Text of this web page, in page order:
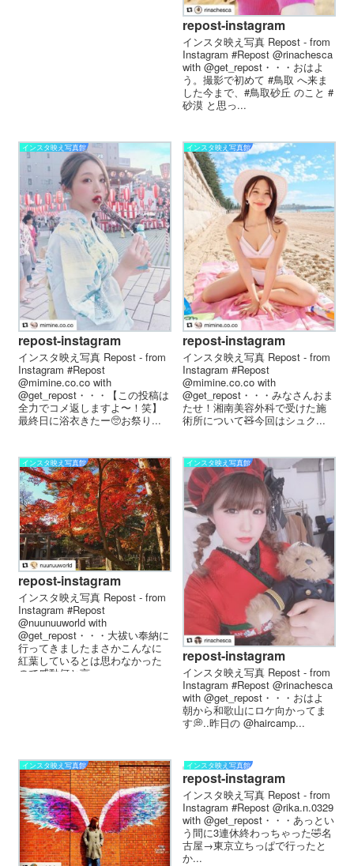
repost-instagram
インスタ映え写真 Repost - from
Instagram #Repost @rinachesca
with @get_repost・・・おはよ
う。撮影で初めて #鳥取 へ来ま
した今まで、#鳥取砂丘 のこと #
砂漠 と思っ...
インスタ映え写真館
repost-instagram
インスタ映え写真 Repost - from
Instagram #Repost
@mimine.co.co with
@get_repost・・・【この投稿は
全力でコメ返しますよ〜！笑】
最終日に浴衣きたー🥺お祭り...
インスタ映え写真館
repost-instagram
インスタ映え写真 Repost - from
Instagram #Repost
@mimine.co.co with
@get_repost・・・みなさんおま
たせ！湘南美容外科で受けた施
術所について🧸今回はシュク...
インスタ映え写真館
repost-instagram
インスタ映え写真 Repost - from
Instagram #Repost
@nuunuuworld with
@get_repost・・・大祓い奉納に
行ってきましたまさかこんなに
紅葉しているとは思わなかった
ので感動何と言っ...
インスタ映え写真館
repost-instagram
インスタ映え写真 Repost - from
Instagram #Repost @rinachesca
with @get_repost・・・おはよ
朝から和歌山にロケ向かってま
す💭..昨日の @haircamp...
インスタ映え写真館 インスタ映え写真館
repost-instagram
インスタ映え写真 Repost - from
Instagram #Repost @rika.n.0329
with @get_repost・・・あっとい
う間に3連休終わっちゃった🤣名
古屋→東京立ちっぱで行ったと
か...